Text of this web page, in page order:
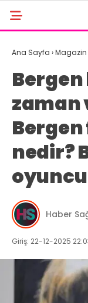
Ana Sayfa ›Magazin
zaman
nedir?
Haber
Giriş: 22-12-2025